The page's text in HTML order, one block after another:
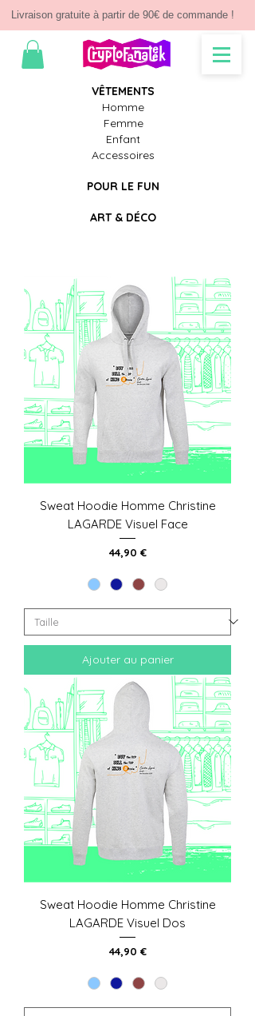
Livraison gratuite à partir de 90€ de commande !
VÊTEMENTS
Homme
Femme
Enfant
Accessoires
POUR LE FUN
ART & DÉCO
Sweat Hoodie Homme Christine
LAGARDE Visuel Face
Prix
44,90 €
Ajouter au panier
Sweat Hoodie Homme Christine
LAGARDE Visuel Dos
Prix
44,90 €